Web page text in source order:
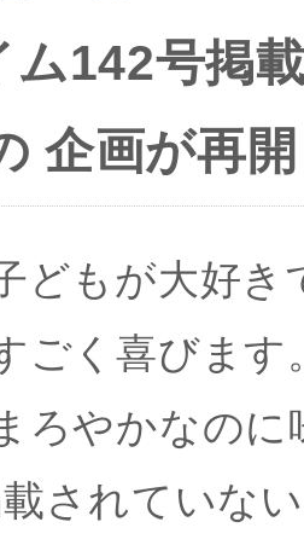
ム142号
企画が再
どもが大好き
ごく喜びます
ろやかなの
されていな